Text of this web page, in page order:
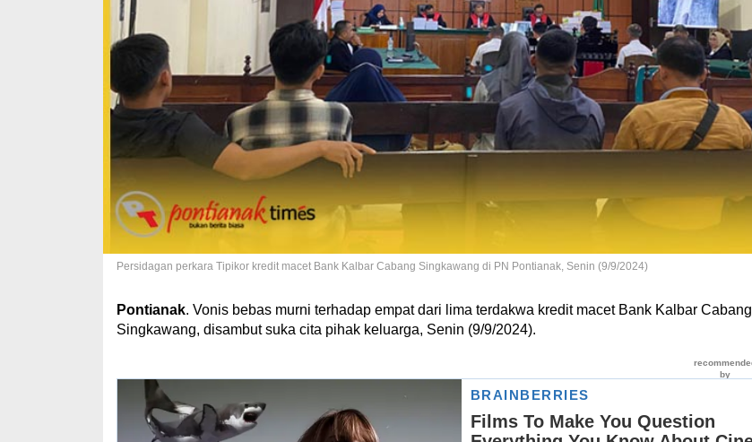
Persidagan perkara Tipikor kredit macet Bank Kalbar Cabang Singkawang di PN Pontianak, Senin (9/9/2024)
Pontianak. Vonis bebas murni terhadap empat dari lima terdakwa kredit macet Bank Kalbar Cabang
Singkawang, disambut suka cita pihak keluarga, Senin (9/9/2024).